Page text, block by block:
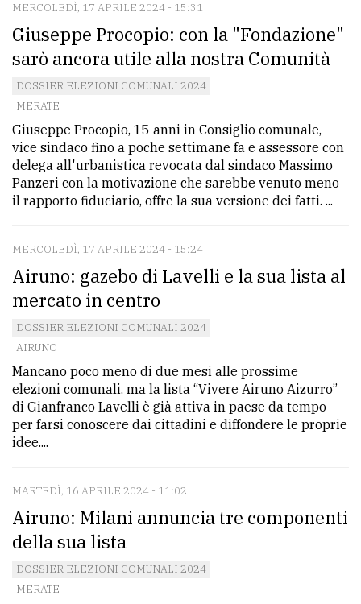
MERCOLEDÌ, 17 APRILE 2024 - 15:31
Giuseppe Procopio: con la "Fondazione"
sarò ancora utile alla nostra Comunità
DOSSIER ELEZIONI COMUNALI 2024
MERATE
Giuseppe Procopio, 15 anni in Consiglio comunale,
vice sindaco fino a poche settimane fa e assessore con
delega all'urbanistica revocata dal sindaco Massimo
Panzeri con la motivazione che sarebbe venuto meno
il rapporto fiduciario, offre la sua versione dei fatti. ...
MERCOLEDÌ, 17 APRILE 2024 - 15:24
Airuno: gazebo di Lavelli e la sua lista al
mercato in centro
DOSSIER ELEZIONI COMUNALI 2024
AIRUNO
Mancano poco meno di due mesi alle prossime
elezioni comunali, ma la lista “Vivere Airuno Aizurro”
di Gianfranco Lavelli è già attiva in paese da tempo
per farsi conoscere dai cittadini e diffondere le proprie
idee....
MARTEDÌ, 16 APRILE 2024 - 11:02
Airuno: Milani annuncia tre componenti
della sua lista
DOSSIER ELEZIONI COMUNALI 2024
MERATE